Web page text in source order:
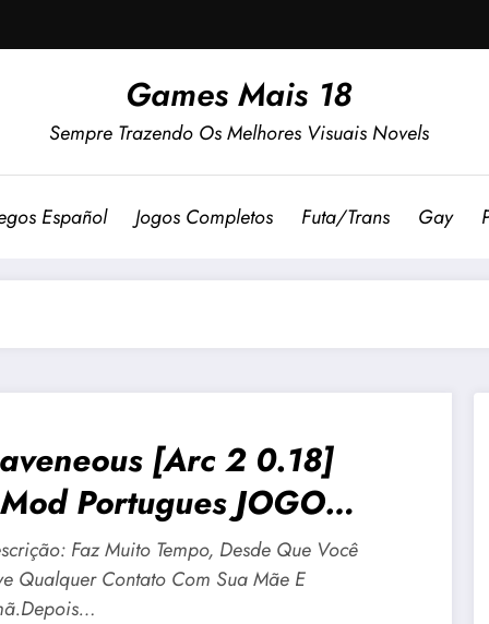
Games Mais 18
Sempre Trazendo Os Melhores Visuais Novels
Español Jogos Completos Futa/Trans Gay
[Arc 2 0.18]
Portugues JOGO
+18 Para Android E
Faz Muito Tempo, Desde Que Você
Qualquer Contato Com Sua Mãe E